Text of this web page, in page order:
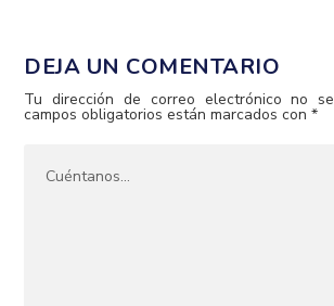
DEJA UN COMENTARIO
Tu dirección de correo electrónico no
campos obligatorios están marcados con*